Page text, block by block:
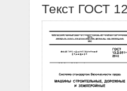
Текст ГОСТ